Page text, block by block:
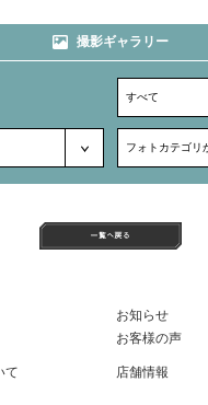
撮影ギャラリー
お知らせ
お客様の声
て
店舗情報